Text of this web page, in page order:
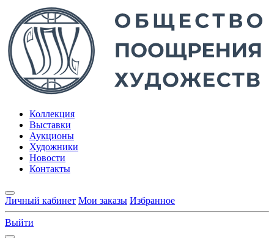
Коллекция
Выставки
Аукционы
Художники
Новости
Контакты
Личный кабинет Мои заказы Избранное
Выйти